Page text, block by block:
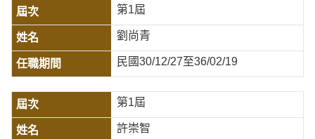
第1屆
劉尚青
民國30/12/27至36/02/19
第1屆
許崇智